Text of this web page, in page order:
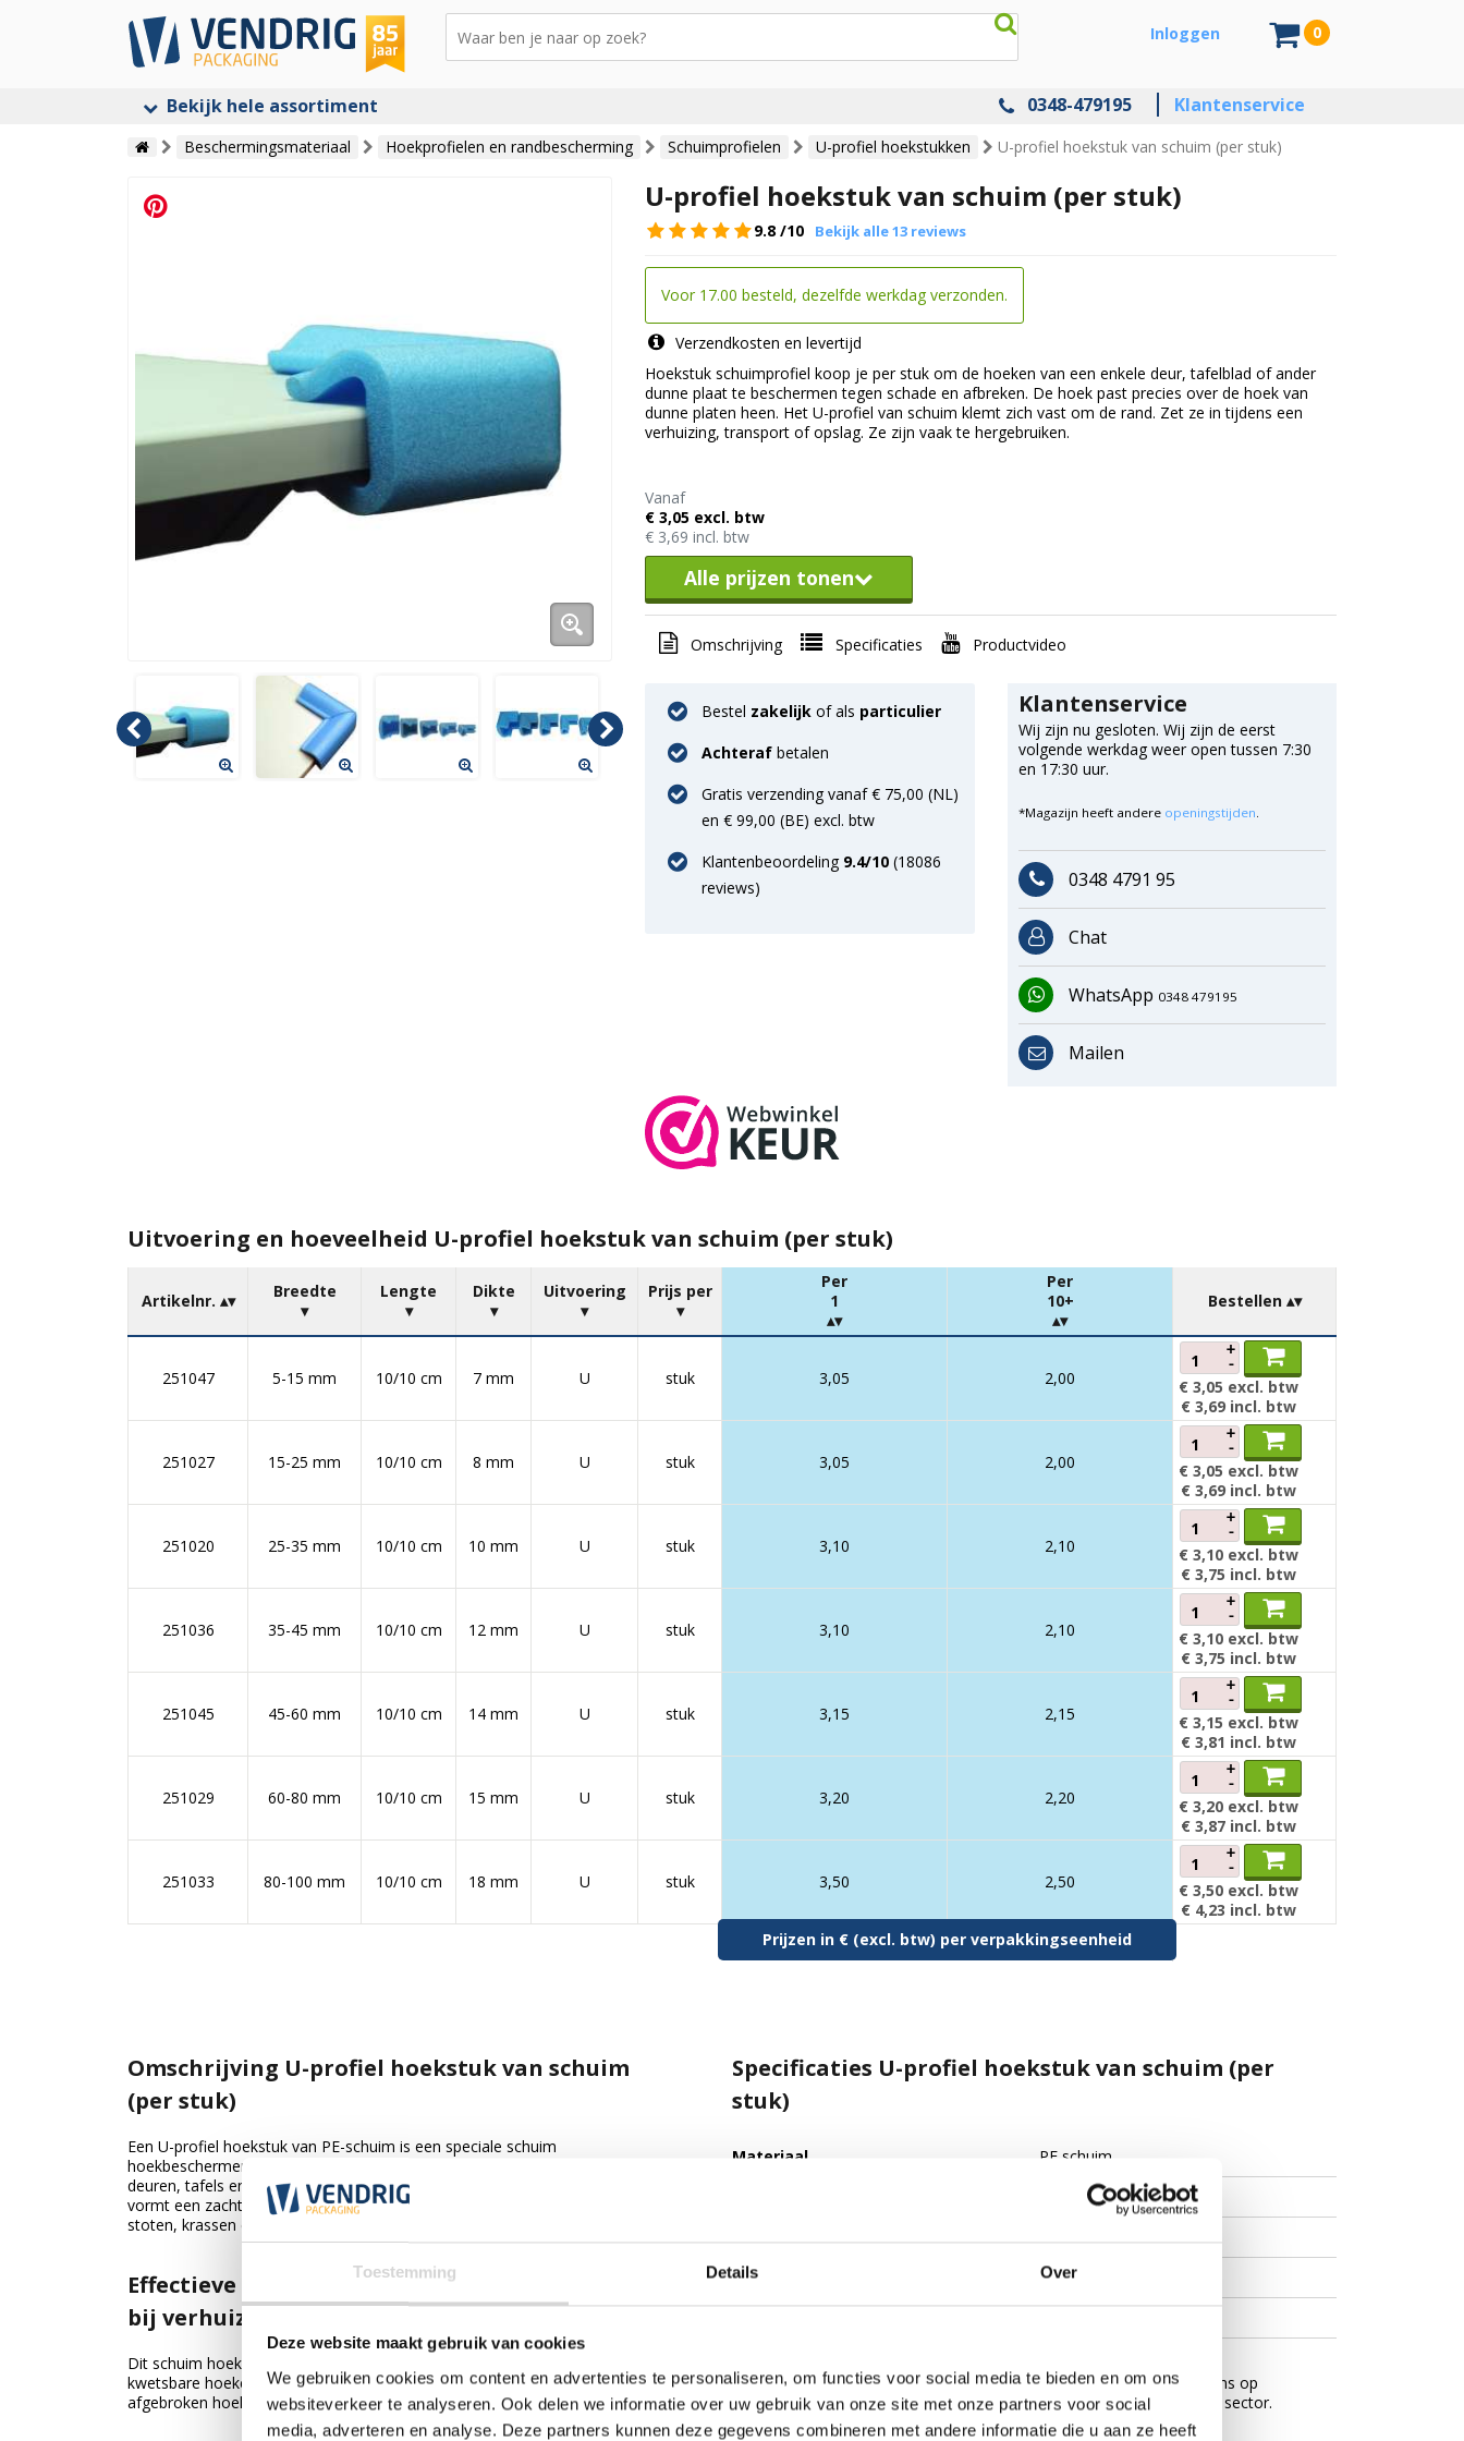
Toestemming Details Over
Deze website maakt gebruik van cookies
We gebruiken cookies om content en advertenties te personaliseren, om functies voor social media te bieden en om ons
websiteverkeer te analyseren. Ook delen we informatie over uw gebruik van onze site met onze partners voor social
media, adverteren en analyse. Deze partners kunnen deze gegevens combineren met andere informatie die u aan ze heeft
Inloggen 0
Bekijk hele assortiment 0348-479195 Klantenservice
Beschermingsmateriaal Hoekprofielen en randbescherming Schuimprofielen U-profiel hoekstukken U-profiel hoekstuk van schuim (per stuk)
U-profiel hoekstuk van schuim (per stuk)
9.8 /10 Bekijk alle 13 reviews
Voor 17.00 besteld, dezelfde werkdag verzonden.
Verzendkosten en levertijd
Hoekstuk schuimprofiel koop je per stuk om de hoeken van een enkele deur, tafelblad of ander
dunne plaat te beschermen tegen schade en afbreken. De hoek past precies over de hoek van
dunne platen heen. Het U-profiel van schuim klemt zich vast om de rand. Zet ze in tijdens een
verhuizing, transport of opslag. Ze zijn vaak te hergebruiken.
Vanaf
€ 3,05 excl. btw
€ 3,69 incl. btw
Alle prijzen tonen
Omschrijving Specificaties Productvideo
Bestel zakelijk of als particulier
Achteraf betalen
Gratis verzending vanaf € 75,00 (NL)
en € 99,00 (BE) excl. btw
Klantenbeoordeling 9.4/10 (18086
reviews)
Klantenservice
Wij zijn nu gesloten. Wij zijn de eerst
volgende werkdag weer open tussen 7:30
en 17:30 uur.
*Magazijn heeft andere openingstijden
0348 4791 95
Chat
WhatsApp 0348 479195
Mailen
Uitvoering en hoeveelheid U-profiel hoekstuk van schuim (per stuk)
Prijzen in € (excl. btw) per verpakkingseenheid
Artikelnr. Breedte Lengte Dikte Uitvoering Prijs per
Per
1
Per
10+
Bestellen
251047 5-15 mm 10/10 cm 7 mm U stuk 3,05 2,00
+
-
€ 3,05 excl. btw
€ 3,69 incl. btw
251027 15-25 mm 10/10 cm 8 mm U stuk 3,05 2,00
+
-
€ 3,05 excl. btw
€ 3,69 incl. btw
251020 25-35 mm 10/10 cm 10 mm U stuk 3,10 2,10
+
-
€ 3,10 excl. btw
€ 3,75 incl. btw
251036 35-45 mm 10/10 cm 12 mm U stuk 3,10 2,10
+
-
€ 3,10 excl. btw
€ 3,75 incl. btw
251045 45-60 mm 10/10 cm 14 mm U stuk 3,15 2,15
+
-
€ 3,15 excl. btw
€ 3,81 incl. btw
251029 60-80 mm 10/10 cm 15 mm U stuk 3,20 2,20
+
-
€ 3,20 excl. btw
€ 3,87 incl. btw
251033 80-100 mm 10/10 cm 18 mm U stuk 3,50 2,50
+
-
€ 3,50 excl. btw
€ 4,23 incl. btw
Specificaties U-profiel hoekstuk van schuim (per
stuk)
Materiaal
PE schuim
Dichtheid
30 kg/m3
Omschrijving U-profiel hoekstuk van schuim
(per stuk)
Een U-profiel hoekstuk van PE-schuim is een speciale schuim
hoekbeschermer die is ontworpen om kwetsbare hoeken van meubels,
deuren, tafels en platen te beschermen. Het stevige maar flexibele schuim
vormt een zachte dempende laag rondom de hoek en voorkomt schade door
stoten, krassen en breuken tijdens transport of opslag.
Effectieve bescherming van kwetsbare hoeken
bij verhuizen en logistiek
Dit schuim hoekprofiel wordt veel gebruikt om schade aan scherpe of
kwetsbare hoeken te voorkomen bij transport, verhuizingen en opslag. Het schuim absorbeert schokken en verdeelt de impact gelijkmatig, waardoor de kans op
afgebroken hoeken of beschadigde oppervlakken aanzienlijk wordt verminderd. Het is een veelgekozen oplossing in zowel de meubelindustrie als logistieke sector.